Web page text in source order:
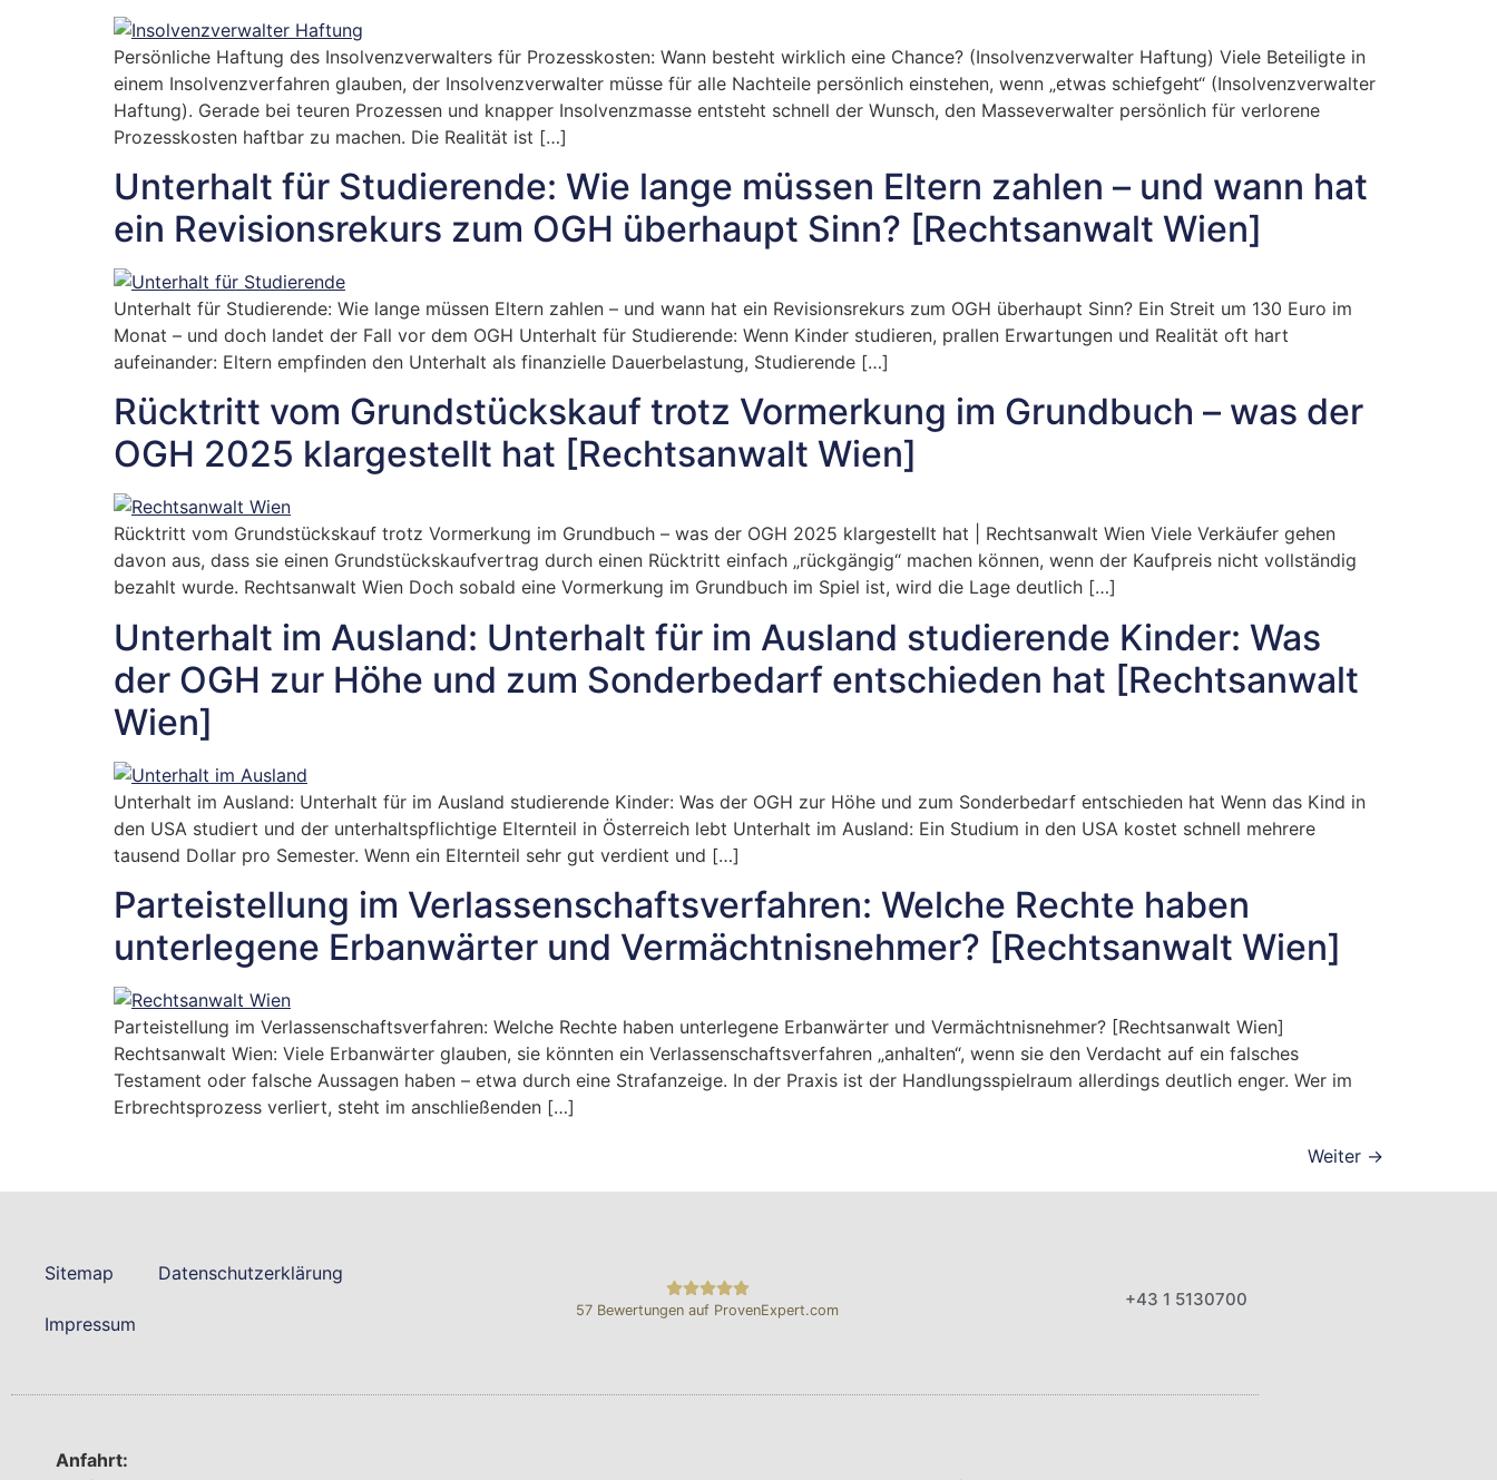
Persönliche Haftung des Insolvenzverwalters für Prozesskosten: Wann besteht wirklich eine Chance? (Insolvenzverwalter Haftung) Viele Beteiligte in
einem Insolvenzverfahren glauben, der Insolvenzverwalter müsse für alle Nachteile persönlich einstehen, wenn „etwas schiefgeht“ (Insolvenzverwalter
Haftung). Gerade bei teuren Prozessen und knapper Insolvenzmasse entsteht schnell der Wunsch, den Masseverwalter persönlich für verlorene
Prozesskosten haftbar zu machen. Die Realität ist […]
Unterhalt für Studierende: Wie lange müssen Eltern zahlen – und wann hat
ein Revisionsrekurs zum OGH überhaupt Sinn? [Rechtsanwalt Wien]
Unterhalt für Studierende: Wie lange müssen Eltern zahlen – und wann hat ein Revisionsrekurs zum OGH überhaupt Sinn? Ein Streit um 130 Euro im
Monat – und doch landet der Fall vor dem OGH Unterhalt für Studierende: Wenn Kinder studieren, prallen Erwartungen und Realität oft hart
aufeinander: Eltern empfinden den Unterhalt als finanzielle Dauerbelastung, Studierende […]
Rücktritt vom Grundstückskauf trotz Vormerkung im Grundbuch – was der
OGH 2025 klargestellt hat [Rechtsanwalt Wien]
Rücktritt vom Grundstückskauf trotz Vormerkung im Grundbuch – was der OGH 2025 klargestellt hat | Rechtsanwalt Wien Viele Verkäufer gehen
davon aus, dass sie einen Grundstückskaufvertrag durch einen Rücktritt einfach „rückgängig“ machen können, wenn der Kaufpreis nicht vollständig
bezahlt wurde. Rechtsanwalt Wien Doch sobald eine Vormerkung im Grundbuch im Spiel ist, wird die Lage deutlich […]
Unterhalt im Ausland: Unterhalt für im Ausland studierende Kinder: Was
der OGH zur Höhe und zum Sonderbedarf entschieden hat [Rechtsanwalt
Wien]
Unterhalt im Ausland: Unterhalt für im Ausland studierende Kinder: Was der OGH zur Höhe und zum Sonderbedarf entschieden hat Wenn das Kind in
den USA studiert und der unterhaltspflichtige Elternteil in Österreich lebt Unterhalt im Ausland: Ein Studium in den USA kostet schnell mehrere
tausend Dollar pro Semester. Wenn ein Elternteil sehr gut verdient und […]
Parteistellung im Verlassenschaftsverfahren: Welche Rechte haben
unterlegene Erbanwärter und Vermächtnisnehmer? [Rechtsanwalt Wien]
Parteistellung im Verlassenschaftsverfahren: Welche Rechte haben unterlegene Erbanwärter und Vermächtnisnehmer? [Rechtsanwalt Wien]
Rechtsanwalt Wien: Viele Erbanwärter glauben, sie könnten ein Verlassenschaftsverfahren „anhalten“, wenn sie den Verdacht auf ein falsches
Testament oder falsche Aussagen haben – etwa durch eine Strafanzeige. In der Praxis ist der Handlungsspielraum allerdings deutlich enger. Wer im
Erbrechtsprozess verliert, steht im anschließenden […]
Weiter →
Sitemap Datenschutzerklärung
Impressum
57 Bewertungen auf ProvenExpert.com
+43 1 5130700
Anfahrt: